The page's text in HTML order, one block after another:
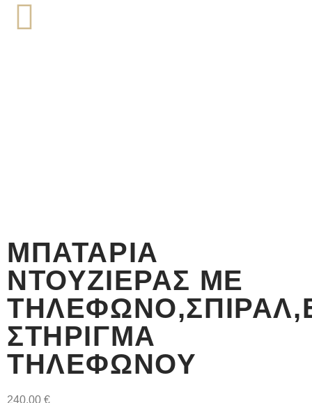
ΜΠΑΤΑΡΊΑ
ΝΤΟΥΖΙΈΡΑΣ ΜΕ
ΣΤΉΡΙΓΜΑ
ΤΗΛΕΦΏΝΟΥ
240,00 €